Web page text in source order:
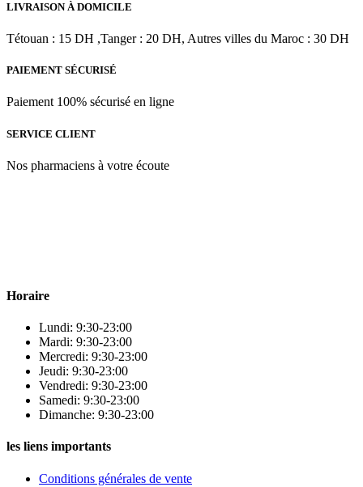
100
د.م.271.00.
LIVRAISON À DOMICILE
Tétouan : 15 DH ,Tanger : 20 DH, Autres villes du Maroc : 30 DH
PAIEMENT SÉCURISÉ
Paiement 100% sécurisé en ligne
SERVICE CLIENT
Nos pharmaciens à votre écoute
Horaire
Lundi: 9:30-23:00
Mardi: 9:30-23:00
Mercredi: 9:30-23:00
Jeudi: 9:30-23:00
Vendredi: 9:30-23:00
Samedi: 9:30-23:00
Dimanche: 9:30-23:00
les liens importants
Conditions générales de vente